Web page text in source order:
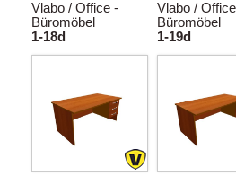
Vlabo / Office -
Büromöbel
1-18d
Vlabo /
Büromöbel
1-19d